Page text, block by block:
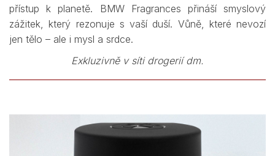
přístup k planetě. BMW Fragrances přináší smyslový
zážitek, který rezonuje s vaší duší. Vůně, které nevozí
jen tělo – ale i mysl a srdce.
Exkluzivně v síti drogerií dm.